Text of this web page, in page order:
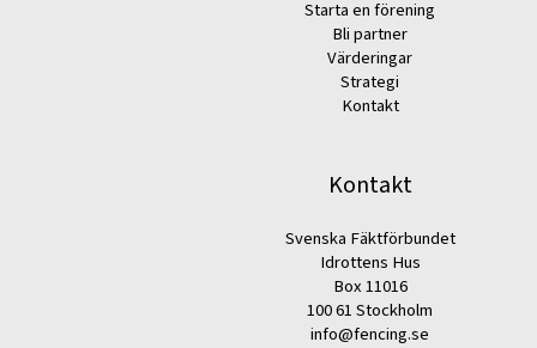
Starta en förening
Bli partner
Värderingar
Strategi
Kontakt
Kontakt
Svenska Fäktförbundet
Idrottens Hus
Box 11016
100 61 Stockholm
info@fencing.se